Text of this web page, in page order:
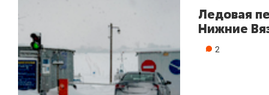
Ледовая
Нижние
2